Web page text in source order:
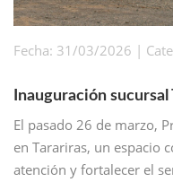
Fecha: 31/03/2026 |
Inauguración
El pasado 26 de marzo,
en Tarariras, un espacio
atención y fortalecer el